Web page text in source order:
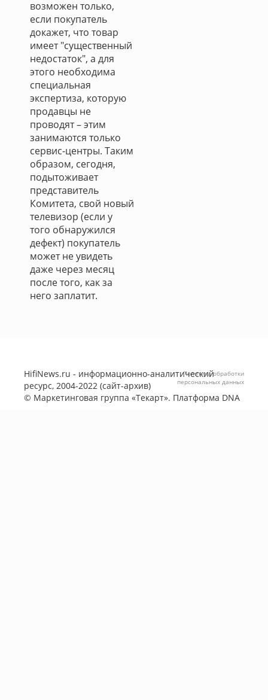
возможен только,
если покупатель
докажет, что товар
имеет "существенный
недостаток", а для
этого необходима
специальная
экспертиза, которую
продавцы не
проводят – этим
занимаются только
сервис-центры. Таким
образом, сегодня,
подытоживает
представитель
Комитета, свой новый
телевизор (если у
того обнаружился
дефект) покупатель
может не увидеть
даже через месяц
после того, как за
него заплатит.
HifiNews.ru - информационно-аналитический
ресурс, 2004-2022 (сайт-архив)
© Маркетинговая группа «Текарт». Платформа DNA
Политика обработки
персональных данных